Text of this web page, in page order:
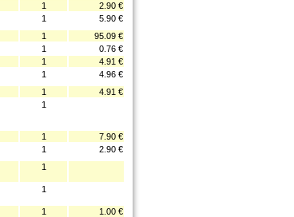
1
2.90 €
1
5.90 €
1
95.09 €
1
0.76 €
1
4.91 €
1
4.96 €
1
4.91 €
1
1
7.90 €
1
2.90 €
1
1
1
1.00 €